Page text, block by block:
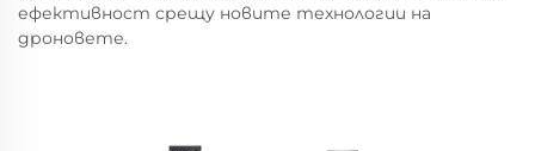
ефективност срещу новите технологии на
дроновете.